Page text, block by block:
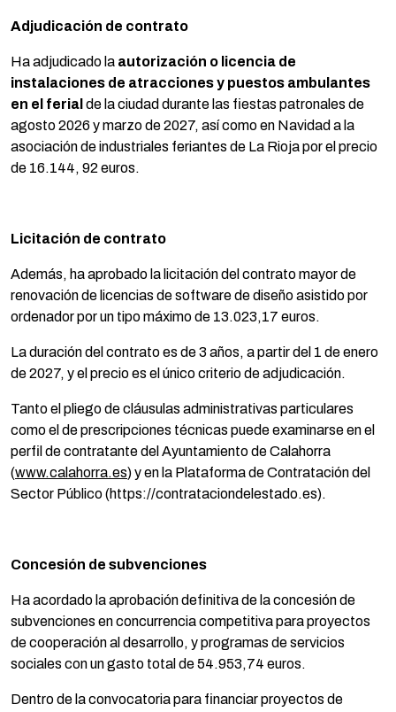
Adjudicación de contrato
Ha adjudicado la autorización o licencia de
instalaciones de atracciones y puestos ambulantes
en el ferial de la ciudad durante las fiestas patronales de
agosto 2026 y marzo de 2027, así como en Navidad a la
asociación de industriales feriantes de La Rioja por el precio
de 16.144, 92 euros.
Licitación de contrato
Además, ha aprobado la licitación del contrato mayor de
renovación de licencias de software de diseño asistido por
ordenador por un tipo máximo de 13.023,17 euros.
La duración del contrato es de 3 años, a partir del 1 de enero
de 2027, y el precio es el único criterio de adjudicación.
Tanto el pliego de cláusulas administrativas particulares
como el de prescripciones técnicas puede examinarse en el
perfil de contratante del Ayuntamiento de Calahorra
(www.calahorra.es) y en la Plataforma de Contratación del
Sector Público (https://contrataciondelestado.es).
Concesión de subvenciones
Ha acordado la aprobación definitiva de la concesión de
subvenciones en concurrencia competitiva para proyectos
de cooperación al desarrollo, y programas de servicios
sociales con un gasto total de 54.953,74 euros.
Dentro de la convocatoria para financiar proyectos de